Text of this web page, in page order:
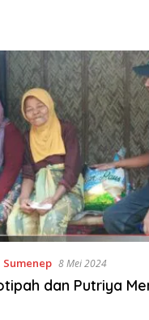
Sumenep 8 Mei 2024
dan Putriya